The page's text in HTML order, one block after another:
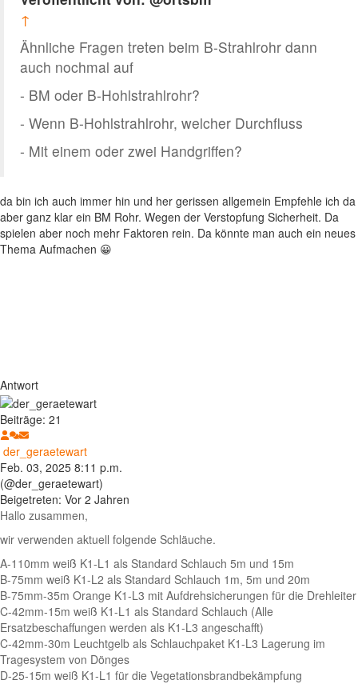
↑
Ähnliche Fragen treten beim B-Strahlrohr dann
auch nochmal auf
- BM oder B-Hohlstrahlrohr?
- Wenn B-Hohlstrahlrohr, welcher Durchfluss
- Mit einem oder zwei Handgriffen?
da bin ich auch immer hin und her gerissen allgemein Empfehle ich da
aber ganz klar ein BM Rohr. Wegen der Verstopfung Sicherheit. Da
spielen aber noch mehr Faktoren rein. Da könnte man auch ein neues
Thema Aufmachen 😀
Antwort
Beiträge: 21
der_geraetewart
Feb. 03, 2025 8:11 p.m.
(@der_geraetewart)
Beigetreten: Vor 2 Jahren
Hallo zusammen,
wir verwenden aktuell folgende Schläuche.
A-110mm weiß K1-L1 als Standard Schlauch 5m und 15m
B-75mm weiß K1-L2 als Standard Schlauch 1m, 5m und 20m
B-75mm-35m Orange K1-L3 mit Aufdrehsicherungen für die Drehleiter
C-42mm-15m weiß K1-L1 als Standard Schlauch (Alle
Ersatzbeschaffungen werden als K1-L3 angeschafft)
C-42mm-30m Leuchtgelb als Schlauchpaket K1-L3 Lagerung im
Tragesystem von Dönges
D-25-15m weiß K1-L1 für die Vegetationsbrandbekämpfung